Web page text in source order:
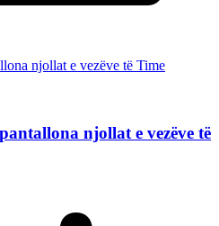
njollat e vezëve të